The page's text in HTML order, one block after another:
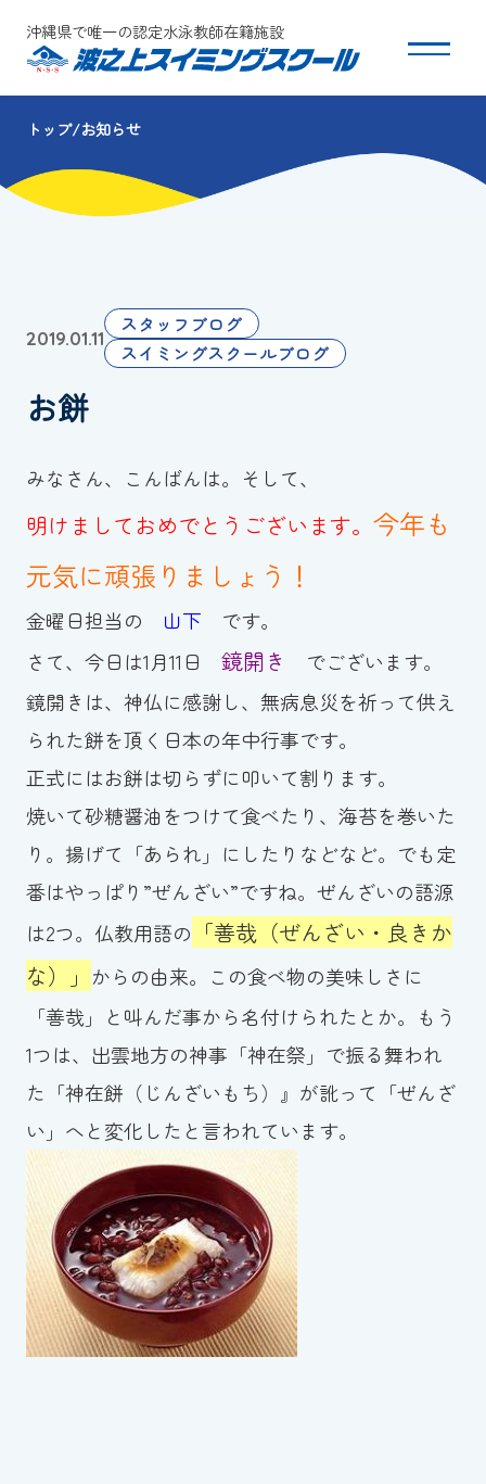
沖縄県で唯一の認定水泳教師在籍施設
スクールについて
コース・クラス紹介
団体会員募集
保護者の方へ
採用情報
お知らせ
カレンダー
波スイタイムズ
お問い合わせ
Tel.098-863-7264
平日 9:00～22:00｜土祝 9:00～21:00
メールでお問い合わせ
スイミングスクールの
体験申し込みはこちら!
トップ お知らせ
2019.01.11
スタッフブログ
スイミングスクールブログ
お餅
みなさん、こんばんは。そして、
明けましておめでとうございます。 今年も
元気に頑張りましょう！
金曜日担当の 山下 です。
さて、今日は1月11日 鏡開き
でございます。
鏡開きは、神仏に感謝し、無病息災を祈って供え
られた餅を頂く日本の年中行事です。
正式にはお餅は切らずに叩いて割ります。
焼いて砂糖醤油をつけて食べたり、海苔を巻いた
り。揚げて「あられ」にしたりなどなど。でも定
番はやっぱり”ぜんざい”ですね。ぜんざいの語源
は2つ。仏教用語の 「善哉（ぜんざい・良きか
な）」 からの由来。この食べ物の美味しさに
「善哉」と叫んだ事から名付けられたとか。もう
1つは、出雲地方の神事「神在祭」で振る舞われ
た「神在餅（じんざいもち）』が訛って「ぜんざ
い」へと変化したと言われています。